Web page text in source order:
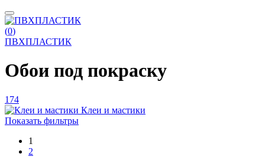
(0)
ПВХПЛАСТИК
Обои под покраску
174
Клеи и мастики
Показать фильтры
1
2